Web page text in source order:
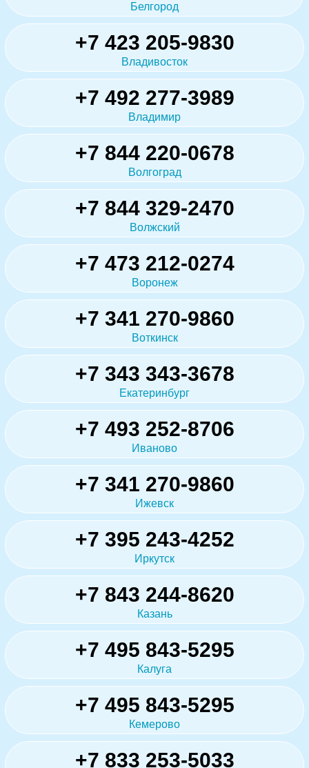
Белгород
+7 423 205-9830
Владивосток
+7 492 277-3989
Владимир
+7 844 220-0678
Волгоград
+7 844 329-2470
Волжский
+7 473 212-0274
Воронеж
+7 341 270-9860
Воткинск
+7 343 343-3678
Екатеринбург
+7 493 252-8706
Иваново
+7 341 270-9860
Ижевск
+7 395 243-4252
Иркутск
+7 843 244-8620
Казань
+7 495 843-5295
Калуга
+7 495 843-5295
Кемерово
+7 833 253-5033